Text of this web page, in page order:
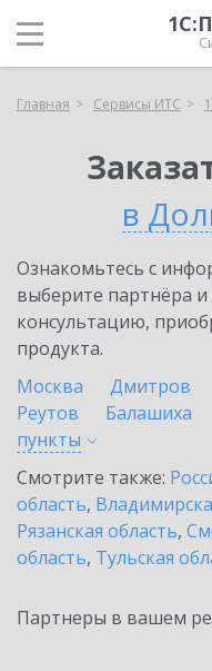
Главная Сервисы ИТС
в
Ознакомьтесь с
выберите партнёра и
консультацию,
продукта.
Москва
Дмитров
Реутов
Балашиха
пункты
Смотрите также:
область,
Рязанская область,
область, Тульская
Партнеры в вашем